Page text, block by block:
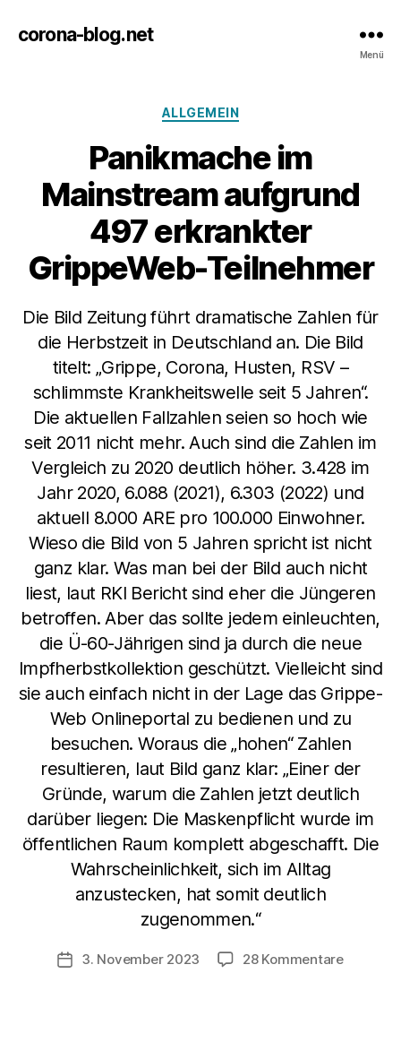
corona-blog.net
Menü
Kategorien
ALLGEMEIN
Panikmache im
Mainstream aufgrund
497 erkrankter
GrippeWeb-Teilnehmer
Die Bild Zeitung führt dramatische Zahlen für
die Herbstzeit in Deutschland an. Die Bild
titelt: „Grippe, Corona, Husten, RSV –
schlimmste Krankheitswelle seit 5 Jahren“.
Die aktuellen Fallzahlen seien so hoch wie
seit 2011 nicht mehr. Auch sind die Zahlen im
Vergleich zu 2020 deutlich höher. 3.428 im
Jahr 2020, 6.088 (2021), 6.303 (2022) und
aktuell 8.000 ARE pro 100.000 Einwohner.
Wieso die Bild von 5 Jahren spricht ist nicht
ganz klar. Was man bei der Bild auch nicht
liest, laut RKI Bericht sind eher die Jüngeren
betroffen. Aber das sollte jedem einleuchten,
die Ü-60-Jährigen sind ja durch die neue
Impfherbstkollektion geschützt. Vielleicht sind
sie auch einfach nicht in der Lage das Grippe-
Web Onlineportal zu bedienen und zu
besuchen. Woraus die „hohen“ Zahlen
resultieren, laut Bild ganz klar: „Einer der
Gründe, warum die Zahlen jetzt deutlich
darüber liegen: Die Maskenpflicht wurde im
öffentlichen Raum komplett abgeschafft. Die
Wahrscheinlichkeit, sich im Alltag
anzustecken, hat somit deutlich
zugenommen.“
Veröffentlichungsdatum
3. November 2023 28 Kommentarezu